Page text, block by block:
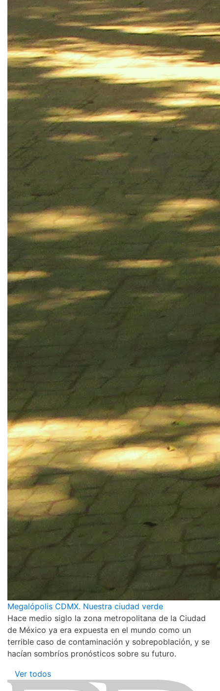
Megalópolis CDMX. Nuestra ciudad verde
Hace medio siglo la zona metropolitana de la Ciudad
de México ya era expuesta en el mundo como un
terrible caso de contaminación y sobrepoblación, y se
hacían sombríos pronósticos sobre su futuro.
Ver todos